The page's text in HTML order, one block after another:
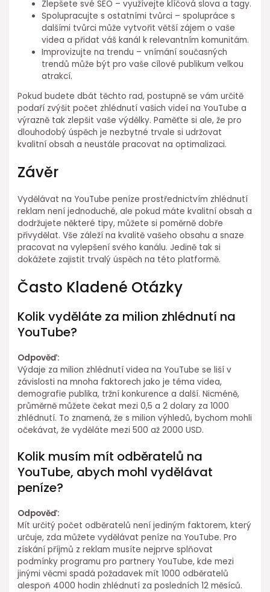
Zlepšete své SEO – využívejte klíčová slova a tagy.
Spolupracujte s ostatními tvůrci – spolupráce s
dalšími tvůrci může vytvořit větší zájem o vaše
videa a přidat váš kanál k relevantním komunitám.
Improvizujte na trendu – vnímání současných
trendů může být pro vaše cílové publikum velkou
atrakcí.
Pokud budete dbát těchto rad, postupně se vám určitě
podaří zvýšit počet zhlédnutí vašich videí na YouTube a
výrazně tak zlepšit vaše výdělky. Paměťte si ale, že pro
dlouhodobý úspěch je nezbytné trvale si udržovat
kvalitní obsah a neustále pracovat na optimalizaci.
Závěr
Vydělávat na YouTube peníze prostřednictvím zhlédnutí
reklam není jednoduché, ale pokud máte kvalitní obsah a
dodržujete některé tipy, můžete si poměrně dobře
přivydělat. Vše záleží na kvalitě vašeho obsahu a snaze
pracovat na vylepšení svého kanálu. Jedině tak si
dokážete zajistit trvalý úspěch na této platformě.
Často Kladené Otázky
Kolik vyděláte za milion zhlédnutí na
YouTube?
Odpověď:
Výdaje za milion zhlédnutí videa na YouTube se liší v
závislosti na mnoha faktorech jako je téma videa,
demografie publika, tržní konkurence a další. Nicméně,
průměrně můžete čekat mezi 0,5 a 2 dolary za 1000
zhlédnutí. To znamená, že s milion výhledů, bychom mohli
očekávat, že vyděláte mezi 500 až 2000 USD.
Kolik musím mít odběratelů na
YouTube, abych mohl vydělávat
peníze?
Odpověď:
Mít určitý počet odběratelů není jediným faktorem, který
určuje, zda můžete vydělávat peníze na YouTube. Pro
získání příjmů z reklam musíte nejprve splňovat
podmínky programu pro partnery YouTube, kde mezi
jinými věcmi spadá požadavek mít 1000 odběratelů
alespoň 4000 hodin zhlédnutí za posledních 12 měsíců.